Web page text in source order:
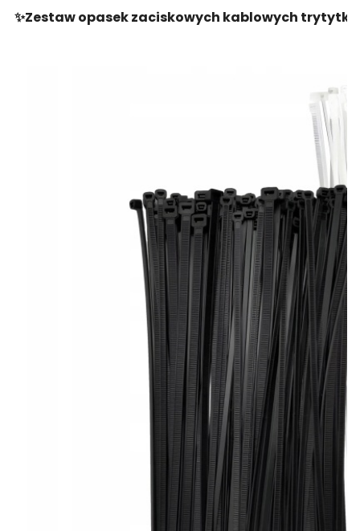
✨Zestaw opasek zaciskowych kablowych trytytki